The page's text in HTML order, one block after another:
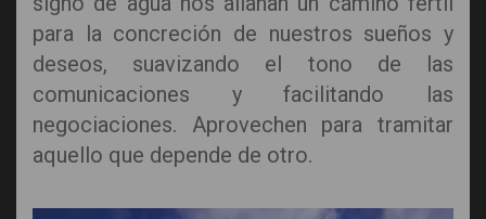
para la concreción de nuestros sueños y
deseos, suavizando el tono de las
comunicaciones y facilitando las
negociaciones. Aprovechen para tramitar
aquello que depende de otro.